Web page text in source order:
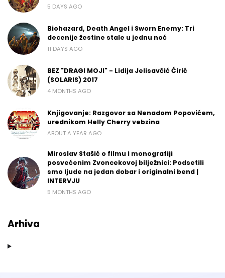
5 DAYS AGO
Biohazard, Death Angel i Sworn Enemy: Tri
decenije žestine stale u jednu noć
11 DAYS AGO
BEZ "DRAGI MOJI" - Lidija Jelisavčić Ćirić
(SOLARIS) 2017
4 MONTHS AGO
Knjigovanje: Razgovor sa Nenadom Popovićem,
urednikom Helly Cherry vebzina
ABOUT A YEAR AGO
Miroslav Stašić o filmu i monografiji
posvećenim Zvoncekovoj bilježnici: Podsetili
smo ljude na jedan dobar i originalni bend |
INTERVJU
5 MONTHS AGO
Arhiva